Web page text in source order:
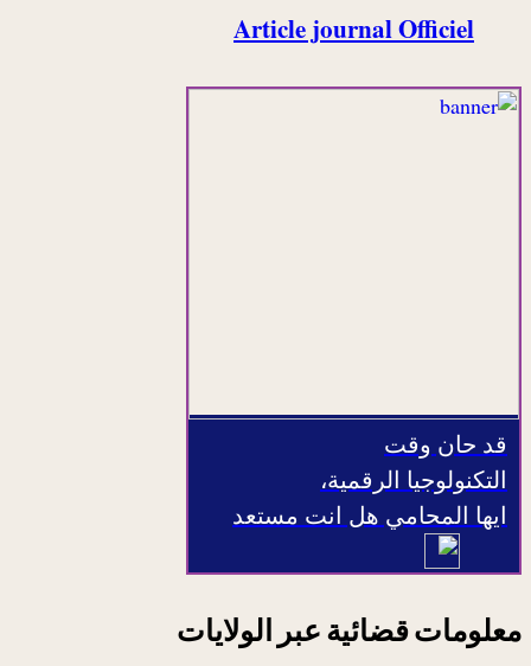
Article journal Officiel
قد حان وقت
التكنولوجيا الرقمية،
ايها المحامي هل انت مستعد
معلومات قضائية عبر الولايات